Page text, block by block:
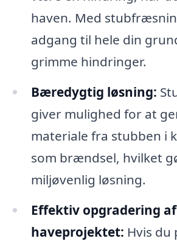
haven. Med
adgang til hele din
grimme hindringer.
Bæredygtig løsning:
giver mulighed for at
materiale fra stubben i
som brændsel, hvilket
miljøvenlig løsning.
Effektiv opgradering af
haveprojektet: Hvis